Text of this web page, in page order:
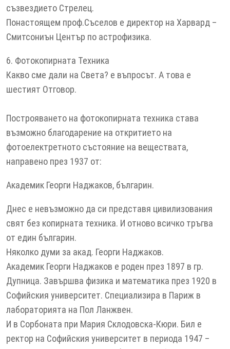
съзвездието Стрелец.
Понастоящем проф.Съселов е директор на Харвард –
Смитсониън Център по астрофизика.
6. Фотокопирната Техника
Какво сме дали на Света? е въпросът. А това е
шестият Отговор.
Построяването на фотокопирната техника става
възможно благодарение на откритието на
фотоелектретното състояние на веществата,
направено през 1937 от:
Академик Георги Наджаков, българин.
Днес е невъзможно да си представя цивилизования
свят без копирната техника. И отново всичко тръгва
от един българин.
Няколко думи за акад. Георги Наджаков.
Академик Георги Наджаков е роден през 1897 в гр.
Дупница. Завършва физика и математика през 1920 в
Софийския университет. Специализира в Париж в
лабораторията на Пол Ланжвен.
И в Сорбоната при Мария Склодовска-Кюри. Бил е
ректор на Софийския университет в периода 1947 –